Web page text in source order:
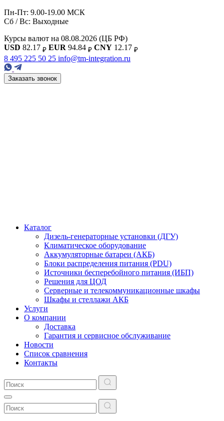
Пн-Пт: 9.00-19.00 МСК
Сб / Вс: Выходные
Курсы валют на 08.08.2026 (ЦБ РФ)
USD 82.17 ₽ EUR 94.84 ₽ CNY 12.17 ₽
8 495 225 50 25 info@tm-integration.ru
Заказать звонок
Каталог
Дизель-генераторные установки (ДГУ)
Климатическое оборудование
Аккумуляторные батареи (АКБ)
Блоки распределения питания (PDU)
Источники бесперебойного питания (ИБП)
Решения для ЦОД
Серверные и телекоммуникационные шкафы
Шкафы и стеллажи АКБ
Услуги
О компании
Доставка
Гарантия и сервисное обслуживание
Новости
Список сравнения
Контакты